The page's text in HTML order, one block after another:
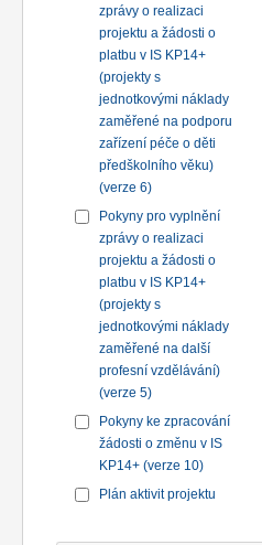
zprávy o realizaci
projektu a žádosti o
platbu v IS KP14+
(projekty s
jednotkovými náklady
zaměřené na podporu
zařízení péče o děti
předškolního věku)
(verze 6)
Pokyny pro vyplnění
zprávy o realizaci
projektu a žádosti o
platbu v IS KP14+
(projekty s
jednotkovými náklady
zaměřené na další
profesní vzdělávání)
(verze 5)
Pokyny ke zpracování
žádosti o změnu v IS
KP14+ (verze 10)
Plán aktivit projektu